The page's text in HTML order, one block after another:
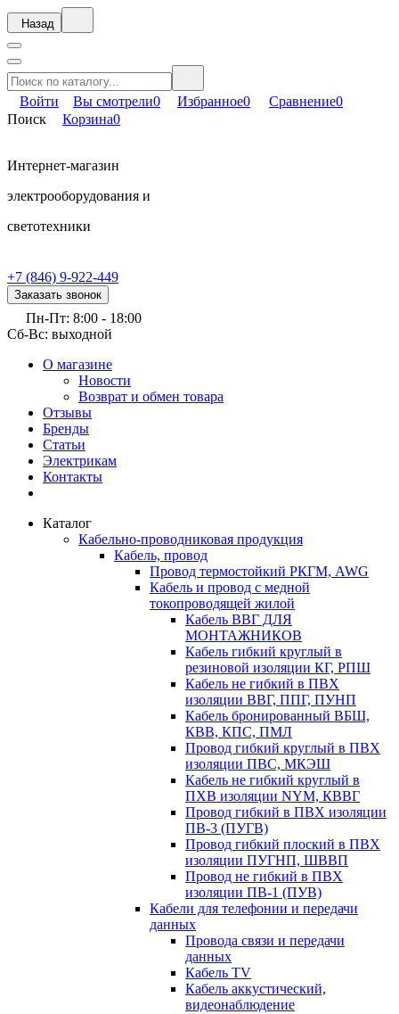
Назад
Войти Вы смотрели0 Избранное0 Сравнение0
Поиск
Корзина0
Интернет-магазин
электрооборудования и
светотехники
+7 (846) 9-922-449
Заказать звонок
Пн-Пт: 8:00 - 18:00
Сб-Вс: выходной
О магазине
Новости
Возврат и обмен товара
Отзывы
Бренды
Статьи
Электрикам
Контакты
Каталог
Кабельно-проводниковая продукция
Кабель, провод
Провод термостойкий РКГМ, AWG
Кабель и провод с медной
токопроводящей жилой
Кабель ВВГ ДЛЯ
МОНТАЖНИКОВ
Кабель гибкий круглый в
резиновой изоляции КГ, РПШ
Кабель не гибкий в ПВХ
изоляции ВВГ, ППГ, ПУНП
Кабель бронированный ВБШ,
КВВ, КПС, ПМЛ
Провод гибкий круглый в ПВХ
изоляции ПВС, МКЭШ
Кабель не гибкий круглый в
ПХВ изоляции NYM, КВВГ
Провод гибкий в ПВХ изоляции
ПВ-3 (ПУГВ)
Провод гибкий плоский в ПВХ
изоляции ПУГНП, ШВВП
Провод не гибкий в ПВХ
изоляции ПВ-1 (ПУВ)
Кабели для телефонии и передачи
данных
Провода связи и передачи
данных
Кабель TV
Кабель аккустический,
видеонаблюдение